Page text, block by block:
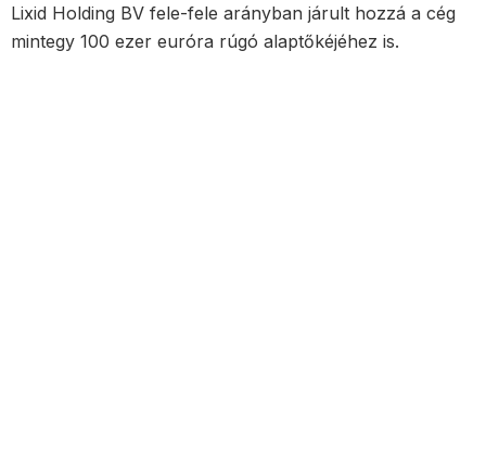
Lixid Holding BV fele-fele arányban járult hozzá a cég
mintegy 100 ezer euróra rúgó alaptőkéjéhez is.